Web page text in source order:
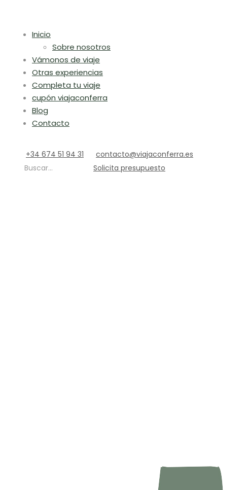
Inicio
Sobre nosotros
Vámonos de viaje
Otras experiencias
Completa tu viaje
cupón viajaconferra
Blog
Contacto
+34 674 51 94 31
contacto@viajaconferra.es
Buscar...
Solicita presupuesto